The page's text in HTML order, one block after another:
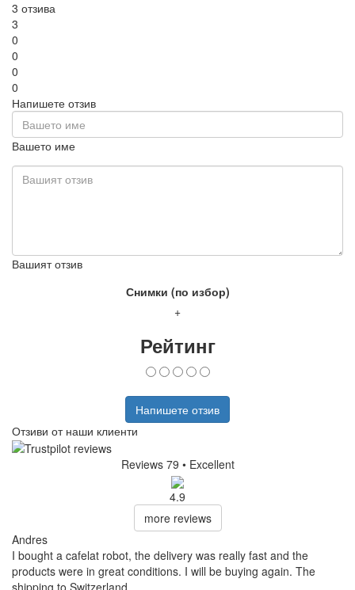
• Оценен на
KEM
07.05.2026
Използвал съм го няколко пъти. Препоръчвам го. Почиства с
много добри резултати и е лесен за употреба.
Már többször használtam. ajánlom. Nagyon jó eredménnyel
tisztít, könnyű a használata.
Превеждай Вижте оригинала
• Оценен на4barista.hu
14.11.2025
добър, жалко само, че е изчерпан
KEM
02.09.2024
Почиства много ефективно. Лесен за използване. Добре, че го
Nagyon hatékonyan tisztít. Egyszerű a használata. Jó, hogy
Вижте оригинала
0
0